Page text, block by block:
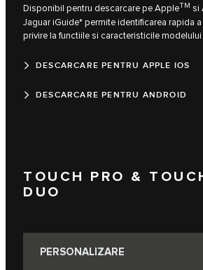
Disponibil pentru descarcare pe AppleTM si
Jaguar iGuide* permite identificarea rapida
privire la functiile si caracteristicile modelului
DESCARCARE PENTRU APPLE IOS
DESCARCARE PENTRU ANDROID
TOUCH PRO &
DUO
PERSONALIZARE